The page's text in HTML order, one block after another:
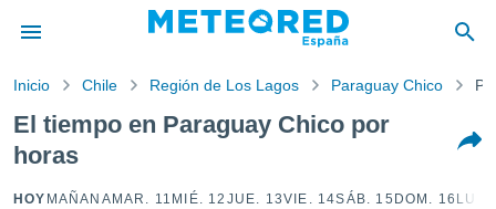
por
para
la
calidad.
Inicio Chile Región de Los Lagos Paraguay Chico
El tiempo en Paraguay Chico por
horas
HOY MAÑANA MAR. 11 MIÉ. 12 JUE. 13VIE. 14SÁB. 15 DOM. 16